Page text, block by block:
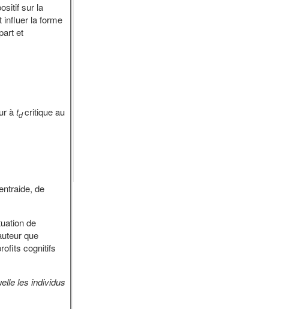
sur la
influer la forme
et
àtdcritique au
de
de
que
cognitifs
les individus